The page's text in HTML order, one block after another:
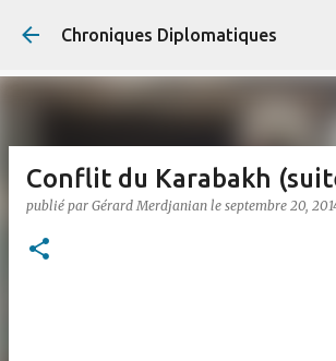
Accéder au contenu
Chroniques Diplomatiques
Conflit du Karabakh
publié par Gérard Merdjanian le septembre 20,